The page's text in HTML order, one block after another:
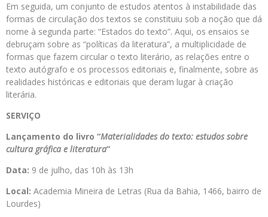
Em seguida, um conjunto de estudos atentos à instabilidade das
formas de circulação dos textos se constituiu sob a noção que dá
nome à segunda parte: “Estados do texto”. Aqui, os ensaios se
debruçam sobre as “políticas da literatura”, a multiplicidade de
formas que fazem circular o texto literário, as relações entre o
texto autógrafo e os processos editoriais e, finalmente, sobre as
realidades históricas e editoriais que deram lugar à criação
literária.
SERVIÇO
Lançamento do livro “Materialidades do texto: estudos sobre
cultura gráfica e literatura”
Data: 9 de julho, das 10h às 13h
Local: Academia Mineira de Letras (Rua da Bahia, 1466, bairro de
Lourdes)